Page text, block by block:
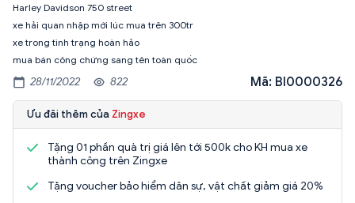
Harley Davidson 750 street
xe hải quan nhập mới lúc mua trên 300tr
xe trong tình trạng hoàn hảo
mua bán công chứng sang tên toàn quốc
28/11/2022 822 Mã: BI0000326
Ưu đãi thêm của Zingxe
Tặng 01 phần quà trị giá lên tới 500k cho KH mua xe
thành công trên Zingxe
Tặng voucher bảo hiểm dân sự, vật chất giảm giá 20%